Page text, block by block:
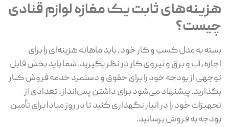
هزینه‌های ثابت یک مغازه لوازم قنادی
چیست؟
بسته به مدل کسب و کار خود، باید ماهانه هزینه‌ای را برای
اجاره، آب و برق و نیروی کار در نظر بگیرید. شما باید بخش قابل
توجهی از بودجه خود را برای حقوق و دستمزد خدمه فروش کنار
بگذارید. پیشنهاد می‌شود برای داشتن پس‌انداز، تعدادی از
تجهیزات خود را در انبار نگهداری کنید تا در روز مبادا برای تأمین
بودجه به فروش برسانید.